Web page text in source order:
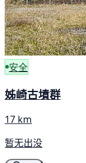
安全
姊崎古墳群
17 km
暂无出没